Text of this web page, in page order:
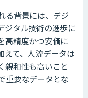
る背景には、デジ
ジタル技術の進歩に
高精度かつ安価に
えて、人流データは
親和性も高いこと
重要なデータとな